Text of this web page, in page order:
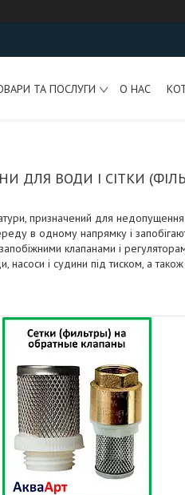
ТА ПОСЛУГИ О НАС
ДЛЯ ВОДИ І СІТКИ
призначений для
в одному напрямку і
клапанами і
насоси і судини під тиском, а